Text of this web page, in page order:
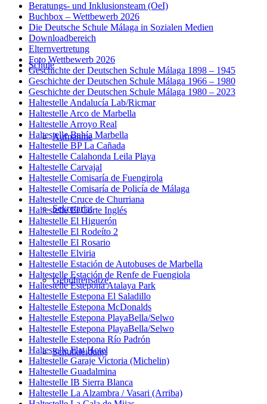
Schule
Aufnahme
Sekretariat
Gebührensätze
Schulkleidung
Beratungs- und Inklusionsteam (OeI)
Buchbox – Wettbewerb 2026
Die Deutsche Schule Málaga in Sozialen Medien
Downloadbereich
Elternvertretung
Foto Wettbewerb 2026
Geschichte der Deutschen Schule Málaga 1898 – 1945
Geschichte der Deutschen Schule Málaga 1966 – 1980
Geschichte der Deutschen Schule Málaga 1980 – 2023
Haltestelle Andalucía Lab/Ricmar
Haltestelle Arco de Marbella
Haltestelle Arroyo Real
Haltestelle Bahía Marbella
Haltestelle BP La Cañada
Haltestelle Calahonda Leila Playa
Haltestelle Carvajal
Haltestelle Comisaría de Fuengirola
Haltestelle Comisaría de Policía de Málaga
Haltestelle Cruce de Churriana
Haltestelle El Corte Inglés
Haltestelle El Higuerón
Haltestelle El Rodeíto 2
Haltestelle El Rosario
Haltestelle Elviria
Haltestelle Estación de Autobuses de Marbella
Haltestelle Estación de Renfe de Fuengiola
Haltestelle Estepona Atalaya Park
Haltestelle Estepona El Saladillo
Haltestelle Estepona McDonalds
Haltestelle Estepona PlayaBella/Selwo
Haltestelle Estepona PlayaBella/Selwo
Haltestelle Estepona Río Padrón
Haltestelle Flat Hotel
Haltestelle Garaje Victoria (Michelin)
Haltestelle Guadalmina
Haltestelle IB Sierra Blanca
Haltestelle La Alzambra / Vasari (Arriba)